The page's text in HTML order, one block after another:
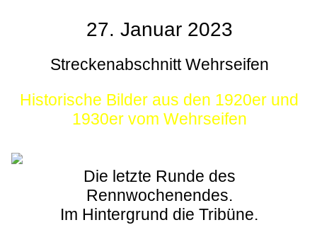
27. Januar 2023
Streckenabschnitt Wehrseifen
Historische Bilder aus den 1920er und
1930er vom Wehrseifen
Die letzte Runde des
Rennwochenendes.
Im Hintergrund die Tribüne.